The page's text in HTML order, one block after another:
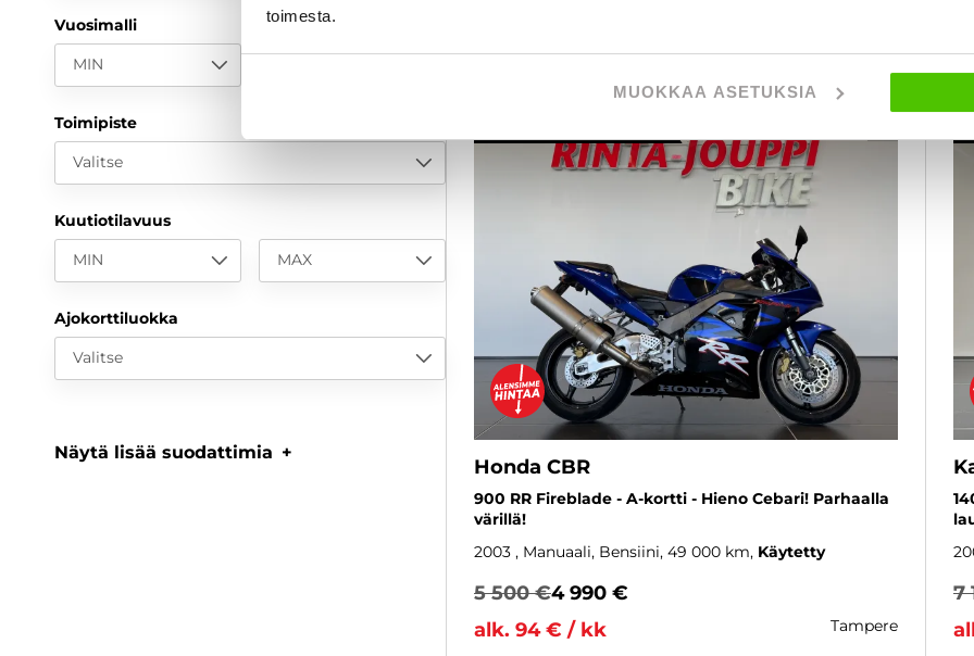
toimesta.
MUOKKAA ASETUKSIA
Vuosimalli
MIN
Toimipiste
Valitse
Kuutiotilavuus
MIN MAX
Ajokorttiluokka
Valitse
Näytä lisää suodattimia
Honda CBR
900 RR Fireblade - A-kortti - Hieno Cebari! Parhaalla
värillä!
2003 , Manuaali, Bensiini, 49 000 km Käytetty
5 500 €4 990 €
alk. 94 € / kk
tampere
7